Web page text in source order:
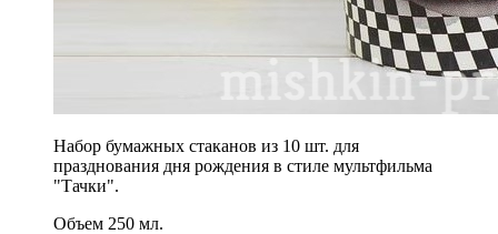
Набор бумажных стаканов из 10 шт. для
празднования дня рождения в стиле мультфильма
"Тачки".
Объем 250 мл.